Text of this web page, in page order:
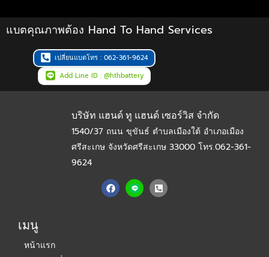
แบตคุณภาพต้อง Hand To Hand Services
เปลี่ยนแบตโทร : 062-361-9624
Add Line ID : @hthbattery
บริษัท แฮนด์ ทู แฮนด์ เซอร์วิส จำกัด
1540/37 ถนน ขุขันธ์ ตำบลเมืองใต้ อำเภอเมือง
ศรีสะเกษ จังหวัดศรีสะเกษ 33000 โทร.062-361-
9624
F
a
P
h
เมนู
หน้าแรก